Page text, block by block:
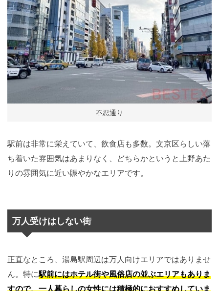
不忍通り
駅前は非常に栄えていて、飲食店も多数。文京区らしい落
ち着いた雰囲気はあまりなく、どちらかというと上野あた
りの雰囲気に近い賑やかなエリアです。
万人受けはしない街
正直なところ、湯島駅周辺は万人向けエリアではありませ
ん。特に駅前にはホテル街や風俗店の並ぶエリアもありま
すので、一人暮らしの女性には積極的におすすめしていま